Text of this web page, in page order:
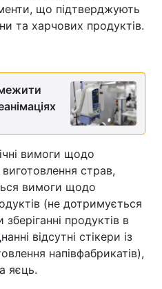
що підтверджують
та харчових продуктів.
вимоги щодо
страв,
вимоги щодо
(не дотримується
продуктів в
відсутні стікери із
напівфабрикатів),
яєць.